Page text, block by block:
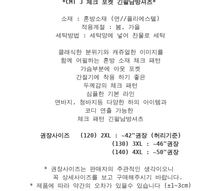
*CMT J 체크 포켓 긴팔남방셔츠
소재 : 혼방소재 (면//폴리에스텔)
적용계절 : 봄, 가을
세탁방법 : 세탁망에 넣어 찬물로 세탁
클래식한 분위기와 캐쥬얼한 이미지를
함께 어필하는 혼방 소재 체크 패턴
가슴부분에 아웃 포켓
간절기에 착용 하기 좋은
두께감의 체크 패턴
심플한 기본 라인
면바지, 청바지등 다양한 하의 아이템과
코디 연출 가능한
체크 패턴 긴팔남방셔츠
권장사이즈   (120) 2XL : ~42"권장 (허리기준)
* 권장사이즈는 판매자의 주관적인 생각이오니
* 제품에 따라 약간의 오차가 있을수 있습니다 (±1~3cm)